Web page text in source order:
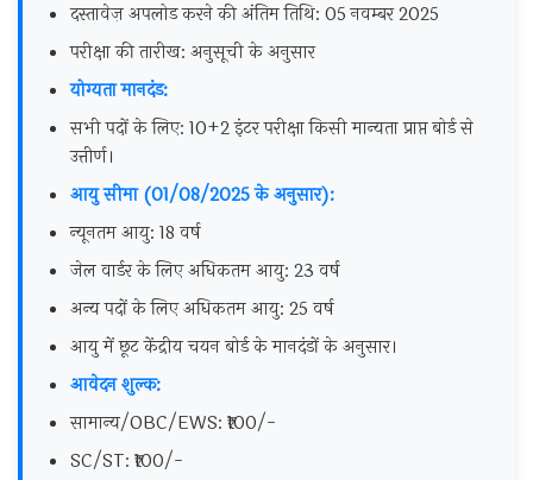
दस्तावेज़ अपलोड करने की अंतिम तिथि: 05 नवम्बर 2025
परीक्षा की तारीख: अनुसूची के अनुसार
योग्यता मानदंड:
सभी पदों के लिए: 10+2 इंटर परीक्षा किसी मान्यता प्राप्त बोर्ड से
उत्तीर्ण।
आयु सीमा (01/08/2025 के अनुसार):
न्यूनतम आयु: 18 वर्ष
जेल वार्डर के लिए अधिकतम आयु: 23 वर्ष
अन्य पदों के लिए अधिकतम आयु: 25 वर्ष
आयु में छूट केंद्रीय चयन बोर्ड के मानदंडों के अनुसार।
आवेदन शुल्क:
सामान्य/OBC/EWS: ₹100/-
SC/ST: ₹100/-